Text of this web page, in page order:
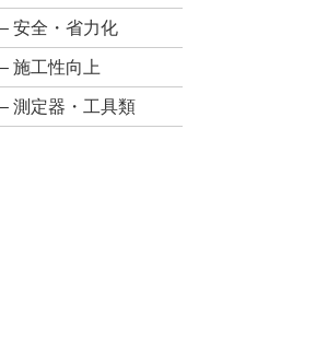
安全・省力化
施工性向上
測定器・工具類